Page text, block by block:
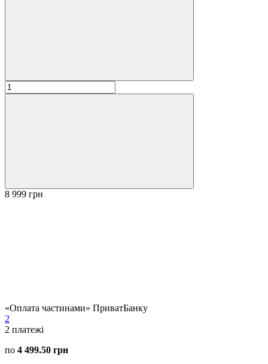
8 999 грн
«Оплата частинами» ПриватБанку
2
2 платежі
по 4 499.50 грн